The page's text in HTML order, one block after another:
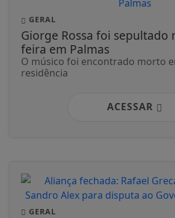
GERAL
Giorge Rossa foi sepultado
feira em Palmas
O músico foi encontrado morto
residência
ACESSAR
GERAL